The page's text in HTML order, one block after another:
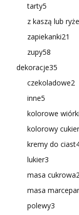
tarty5
z kaszą lub
zapiekanki21
zupy58
dekoracje35
czekoladowe2
inne5
kolorowe
kolorowy cukier
kremy do ciast
lukier3
masa cukrowa2
masa
polewy3